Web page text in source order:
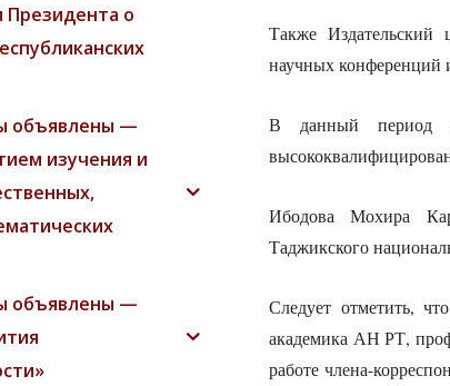
Также Издательский
научных конференций
В данный период
Ибодова Мохира
Таджикского
Следует отметить,
академика АН РТ,
работе члена-
Президента о
объявлены —
изучения и
объявлены —